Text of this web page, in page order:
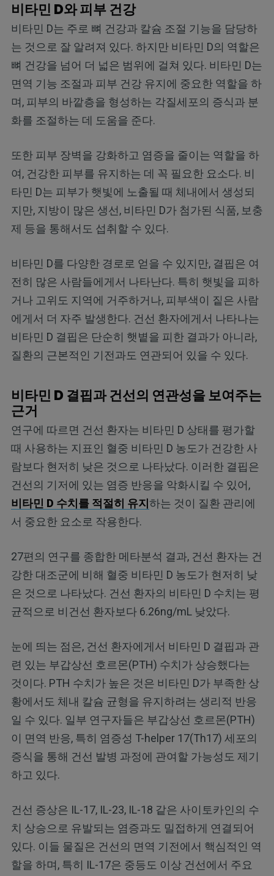
비타민 D와 피부 건강
비타민 D는 주로 뼈 건강과 칼슘 조절 기능을 담당하
는 것으로 잘 알려져 있다. 하지만 비타민 D의 역할은
뼈 건강을 넘어 더 넓은 범위에 걸쳐 있다. 비타민 D는
면역 기능 조절과 피부 건강 유지에 중요한 역할을 하
며, 피부의 바깥층을 형성하는 각질세포의 증식과 분
화를 조절하는 데 도움을 준다.
또한 피부 장벽을 강화하고 염증을 줄이는 역할을 하
여, 건강한 피부를 유지하는 데 꼭 필요한 요소다. 비
타민 D는 피부가 햇빛에 노출될 때 체내에서 생성되
지만, 지방이 많은 생선, 비타민 D가 첨가된 식품, 보충
제 등을 통해서도 섭취할 수 있다.
비타민 D를 다양한 경로로 얻을 수 있지만, 결핍은 여
전히 많은 사람들에게서 나타난다. 특히 햇빛을 피하
거나 고위도 지역에 거주하거나, 피부색이 짙은 사람
에게서 더 자주 발생한다. 건선 환자에게서 나타나는
비타민 D 결핍은 단순히 햇볕을 피한 결과가 아니라,
질환의 근본적인 기전과도 연관되어 있을 수 있다.
비타민 D 결핍과 건선의 연관성을 보여주는
근거
연구에 따르면 건선 환자는 비타민 D 상태를 평가할
때 사용하는 지표인 혈중 비타민 D 농도가 건강한 사
람보다 현저히 낮은 것으로 나타났다. 이러한 결핍은
건선의 기저에 있는 염증 반응을 악화시킬 수 있어,
비타민 D 수치를 적절히 유지 하는 것이 질환 관리에
서 중요한 요소로 작용한다.
27편의 연구를 종합한 메타분석 결과, 건선 환자는 건
강한 대조군에 비해 혈중 비타민 D 농도가 현저히 낮
은 것으로 나타났다. 건선 환자의 비타민 D 수치는 평
균적으로 비건선 환자보다 6.26ng/mL 낮았다.
눈에 띄는 점은, 건선 환자에게서 비타민 D 결핍과 관
련 있는 부갑상선 호르몬(PTH) 수치가 상승했다는
것이다. PTH 수치가 높은 것은 비타민 D가 부족한 상
황에서도 체내 칼슘 균형을 유지하려는 생리적 반응
일 수 있다. 일부 연구자들은 부갑상선 호르몬(PTH)
이 면역 반응, 특히 염증성 T-helper 17(Th17) 세포의
증식을 통해 건선 발병 과정에 관여할 가능성도 제기
하고 있다.
건선 증상은 IL-17, IL-23, IL-18 같은 사이토카인의 수
치 상승으로 유발되는 염증과도 밀접하게 연결되어
있다. 이들 물질은 건선의 면역 기전에서 핵심적인 역
할을 하며, 특히 IL-17은 중등도 이상 건선에서 주요